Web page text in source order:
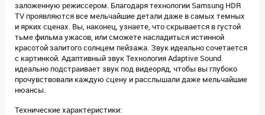
заложенную режиссером. Благодаря технологии Samsung HDR
TV проявляются все мельчайшие детали даже в самых темных
и ярких сценах. Вы, наконец, узнаете, что скрывается в густой
тьме фильма ужасов, или сможете насладиться истинной
красотой залитого солнцем пейзажа. Звук идеально сочетается
с картинкой. Адаптивный звук Технология Adaptive Sound
идеально подстраивает звук под видеоряд, чтобы вы глубоко
прочувствовали каждую сцену и расслышали даже мельчайшие
нюансы.
Технические характеристики: